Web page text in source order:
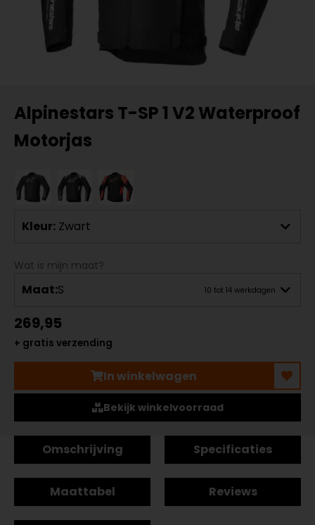
Alpinestars T-SP 1 V2 Waterproof
Motorjas
Kleur: Zwart
Wat is mijn maat?
Maat:S 10 tot 14 werkdagen
269,95
+ gratis verzending
In winkelwagen
Bekijk winkelvoorraad
Omschrijving Specificaties
Maattabel Reviews